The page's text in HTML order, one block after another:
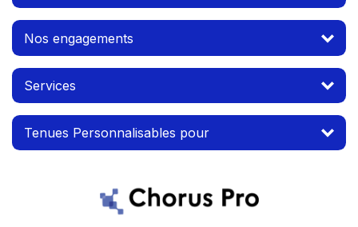
Nos engagements
Services
Tenues Personnalisables pour